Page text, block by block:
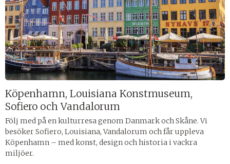
Köpenhamn, Louisiana Konstmuseum,
Sofiero och Vandalorum
Följ med på en kulturresa genom Danmark och Skåne. Vi
besöker Sofiero, Louisiana, Vandalorum och får uppleva
Köpenhamn – med konst, design och historia i vackra
miljöer.